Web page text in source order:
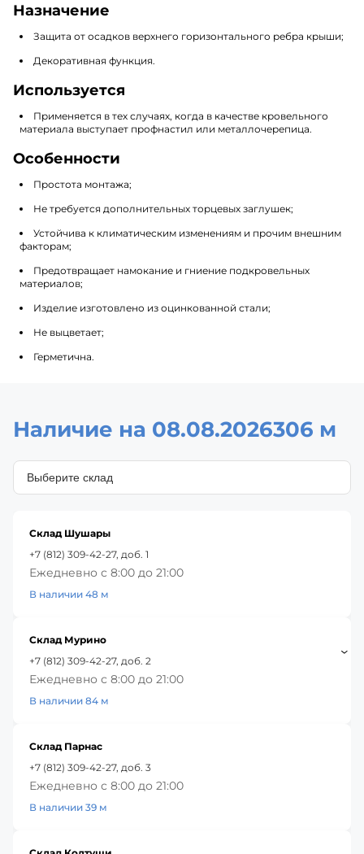
Назначение
Защита от осадков верхнего горизонтального ребра крыши;
Декоративная функция.
Используется
Применяется в тех случаях, когда в качестве кровельного
материала выступает профнастил или металлочерепица.
Особенности
Простота монтажа;
Не требуется дополнительных торцевых заглушек;
Устойчива к климатическим изменениям и прочим внешним
факторам;
Предотвращает намокание и гниение подкровельных
материалов;
Изделие изготовлено из оцинкованной стали;
Не выцветает;
Герметична.
Наличие на 08.08.2026306 м
Склад Шушары
+7 (812) 309-42-27, доб. 1
Ежедневно с 8:00 до 21:00
В наличии 48 м
Склад Мурино
+7 (812) 309-42-27, доб. 2
Ежедневно с 8:00 до 21:00
В наличии 84 м
Склад Парнас
+7 (812) 309-42-27, доб. 3
Ежедневно с 8:00 до 21:00
В наличии 39 м